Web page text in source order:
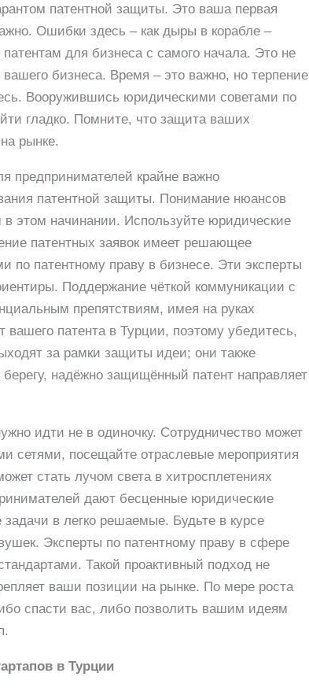
патентной защиты. Это ваша первая
Ошибки здесь – как дыры в корабле –
для бизнеса с самого начала. Это не
бизнеса. Время – это важно, но терпение
Вооружившись юридическими советами по
гладко. Помните, что защита ваших
рынке.
предпринимателей крайне важно
патентной защиты. Понимание нюансов
этом начинании. Используйте юридические
патентных заявок имеет решающее
по патентному праву в бизнесе. Эти эксперты
Поддержание чёткой коммуникации с
препятствиям, имея на руках
патента в Турции, поэтому убедитесь,
за рамки защиты идеи; они также
надёжно защищённый патент направляет
идти не в одиночку. Сотрудничество может
сетями, посещайте отраслевые мероприятия
стать лучом света в хитросплетениях
дают бесценные юридические
в легко решаемые. Будьте в курсе
Эксперты по патентному праву в сфере
Такой проактивный подход не
ваши позиции на рынке. По мере роста
спасти вас, либо позволить вашим идеям
в Турции